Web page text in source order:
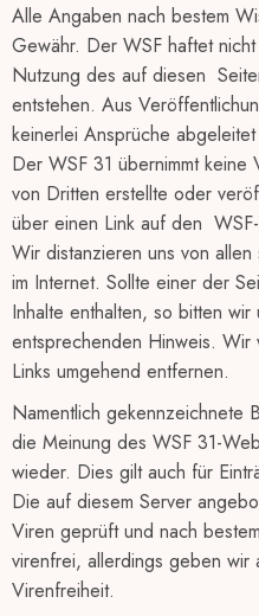
Alle Angaben nach bestem
Gewähr. Der WSF haftet
Nutzung des auf diesen
entstehen. Aus
keinerlei Ansprüche
Der WSF 31 übernimmt
von Dritten erstellte oder
über einen Link auf den
Wir distanzieren uns von
im Internet. Sollte einer der
Inhalte enthalten, so bitten wir
entsprechenden Hinweis.
Links umgehend entfernen.
Namentlich gekennzeichnete
die Meinung des WSF 31-
wieder. Dies gilt auch für
Die auf diesem Server
Viren geprüft und nach
virenfrei, allerdings geben wir
Virenfreiheit.